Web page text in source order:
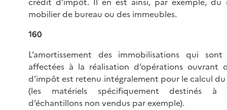
mobilier de bureau ou des immeubles.
160
L’amortissement des immobilisations qui sont
affectées à la réalisation d’opérations
d’impôt est retenu intégralement pour le calcul
(les matériels spécifiquement destinés à
d’échantillons non vendus par exemple).